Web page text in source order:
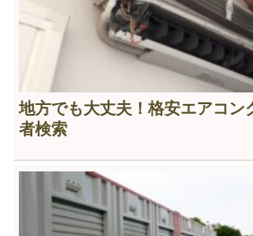
地方でも大丈夫！格安エアコン
者検索